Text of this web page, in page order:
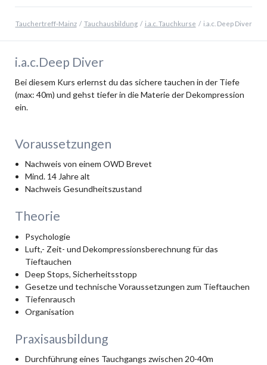
Tauchertreff-Mainz Tauchausbildung i.a.c. Tauchkurse i.a.c. Deep Diver
i.a.c.Deep Diver
Bei diesem Kurs erlernst du das sichere tauchen in der Tiefe
(max: 40m) und gehst tiefer in die Materie der Dekompression
ein.
Voraussetzungen
Nachweis von einem OWD Brevet
Mind. 14 Jahre alt
Nachweis Gesundheitszustand
Theorie
Psychologie
Luft,- Zeit- und Dekompressionsberechnung für das
Tieftauchen
Deep Stops, Sicherheitsstopp
Gesetze und technische Voraussetzungen zum Tieftauchen
Tiefenrausch
Organisation
Praxisausbildung
Durchführung eines Tauchgangs zwischen 20-40m